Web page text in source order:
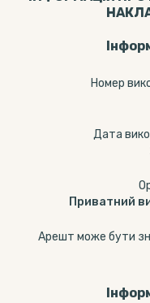
Номер
Дата
Приватний
Арешт може бути